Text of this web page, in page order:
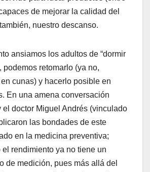
de mejorar la calidad del
nuestro descanso.
ansiamos los adultos de “dormir
podemos retomarlo (ya no,
cunas) y hacerlo posible en
En una amena conversación
el doctor Miguel Andrés (vinculado
las bondades de este
en la medicina preventiva;
el rendimiento ya no tiene un
de medición, pues más allá del